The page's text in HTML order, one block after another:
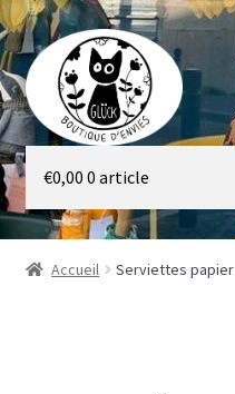
Aller
à
la
navigation
Aller
au
contenu
Galerie
Boutique
€0,00 0 article
Accueil Serviettes papier